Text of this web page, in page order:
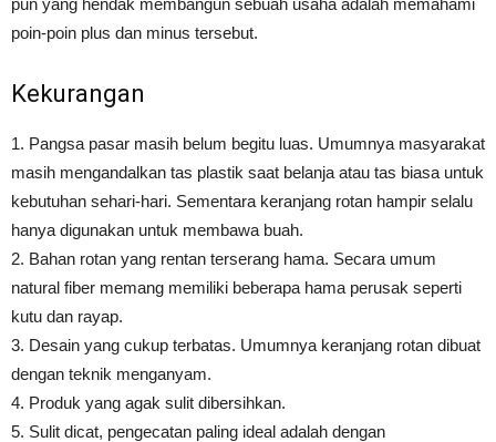
poin-poin plus dan minus tersebut.
Kekurangan
1. Pangsa pasar masih belum begitu luas. Umumnya masyarakat
masih mengandalkan tas plastik saat belanja atau tas biasa untuk
kebutuhan sehari-hari. Sementara keranjang rotan hampir selalu
hanya digunakan untuk membawa buah.
2. Bahan rotan yang rentan terserang hama. Secara umum
natural fiber memang memiliki beberapa hama perusak seperti
kutu dan rayap.
3. Desain yang cukup terbatas. Umumnya keranjang rotan dibuat
dengan teknik menganyam.
4. Produk yang agak sulit dibersihkan.
5. Sulit dicat, pengecatan paling ideal adalah dengan